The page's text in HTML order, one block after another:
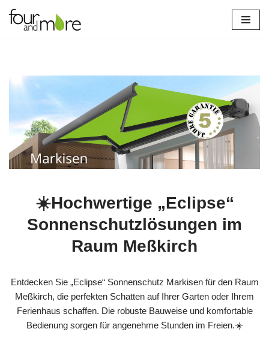
Zum
☀️Hochwertige „Eclipse“
Sonnenschutzlösungen im
Raum Meßkirch
Entdecken Sie „Eclipse“ Sonnenschutz Markisen für den Raum
Meßkirch, die perfekten Schatten auf Ihrer Garten oder Ihrem
Ferienhaus schaffen. Die robuste Bauweise und komfortable
Bedienung sorgen für angenehme Stunden im Freien.☀️